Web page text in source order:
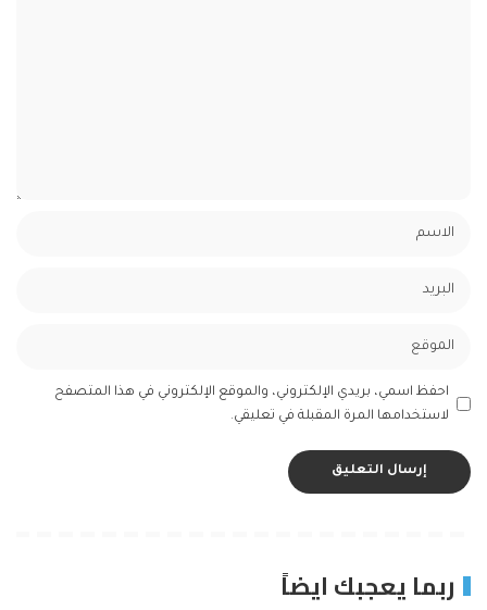
احفظ اسمي، بريدي الإلكتروني، والموقع الإلكتروني في هذا المتصفح
لاستخدامها المرة المقبلة في تعليقي.
ربما يعجبك ايضاً